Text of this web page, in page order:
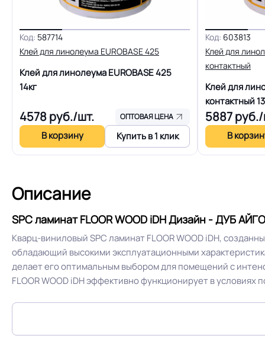
Устойчивость к воздействию влаги
Оттенок
Код: 587714
Клей для линолеума EUROBASE 425
Клей для линолеума EUROBASE 425
14кг
4578руб./шт. ОПТОВАЯ ЦЕНА
В корзину Купить в 1 клик
Код: 603813
Клей для
контактный
Клей для
контактный
5887
В
Описание
SPC ламинат FLOOR WOOD iDH Дизайн - ДУБ
Кварц-виниловый SPC ламинат FLOOR WOOD iDH,
обладающий высокими эксплуатационными
делает его оптимальным выбором для помещений с
FLOOR WOOD iDH эффективно функционирует в